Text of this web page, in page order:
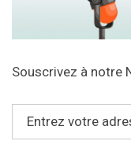
Souscrivez à notre